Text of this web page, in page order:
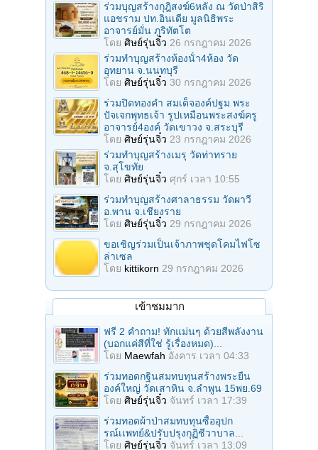
ร่วมบุญสร้างกุฎิสงฆ์6หลัง ณ วัดป่าสิริ
แอชราม ปท.อินเดีย มูลนิธิพระ
อาจารย์มั่น ภูริทัตโต
โดย ศิษย์รุ่นจิ๋ว 26 กรกฎาคม 2026
ร่วมทําบุญสร้างห้องนั้า4ห้อง วัด
อุทยาน จ.นนทบุรี
โดย ศิษย์รุ่นจิ๋ว 30 กรกฎาคม 2026
ร่วมปิดทองคํา สมเด็จองค์ปฐม พระ
ปัจเจกพุทธเจ้า รูปเหมือนพระสงฆ์ครู
อาจารย์4องค์ วัดเขาวง จ.สระบุรี
โดย ศิษย์รุ่นจิ๋ว 23 กรกฎาคม 2026
ร่วมทําบุญสร้างเมรุ วัดท่าทราย
จ.สุโขทัย
โดย ศิษย์รุ่นจิ๋ว ศุกร์ เวลา 10:55
ร่วมทําบุญสร้างศาลาธรรม วัดผาวี
อ.พาน จ.เชียงราย
โดย ศิษย์รุ่นจิ๋ว 29 กรกฎาคม 2026
ขอเชิญร่วมเป็นเจ้าภาพชุดโคมไฟโซ
ล่าเซล
โดย kittikorn 29 กรกฎาคม 2026
เข้าชมมาก
ฟรี 2 คำถาม! ทักแม่นๆ ด้วยสีพลังงาน
(บอกแค่สีที่ใช่ รู้เรื่องหมด)...
โดย Maewfah อังคาร เวลา 04:33
ร่วมทอดกฐินสมทบทุนสร้างพระยืน
องค์ใหญ่ วัดเสาหิน จ.ลําพูน 15พย.69
โดย ศิษย์รุ่นจิ๋ว จันทร์ เวลา 17:39
ร่วมทอดผ้าป่าสมทบทุนซื้ออุปก
รณ์เเพทย์&ปรับปรุงกุฏิชีวาบาล...
โดย ศิษย์รุ่นจิ๋ว จันทร์ เวลา 13:09